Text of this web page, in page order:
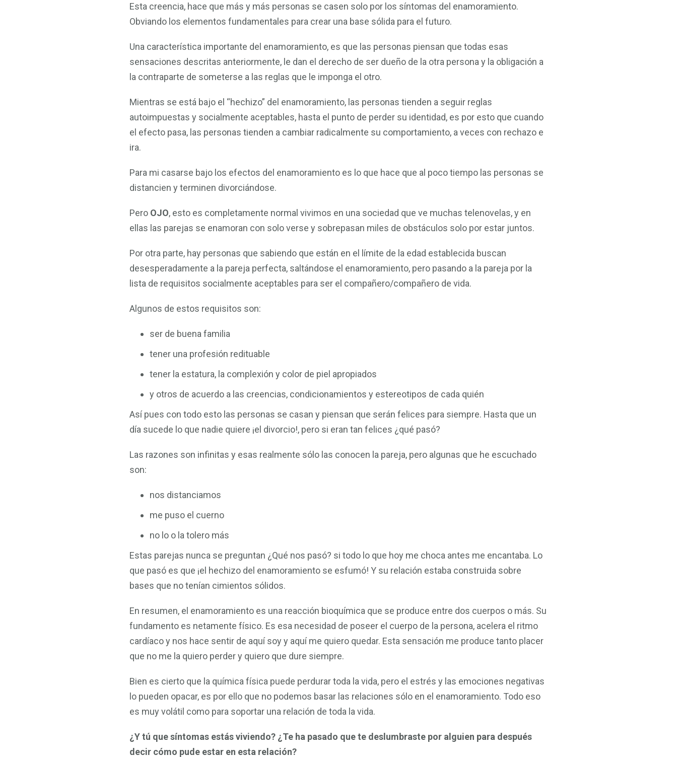
Esta creencia, hace que más y más personas se casen solo por los síntomas del enamoramiento.
Obviando los elementos fundamentales para crear una base sólida para el futuro.
Una característica importante del enamoramiento, es que las personas piensan que todas esas
sensaciones descritas anteriormente, le dan el derecho de ser dueño de la otra persona y la obligación a
la contraparte de someterse a las reglas que le imponga el otro.
Mientras se está bajo el “hechizo” del enamoramiento, las personas tienden a seguir reglas
autoimpuestas y socialmente aceptables, hasta el punto de perder su identidad, es por esto que cuando
el efecto pasa, las personas tienden a cambiar radicalmente su comportamiento, a veces con rechazo e
ira.
Para mi casarse bajo los efectos del enamoramiento es lo que hace que al poco tiempo las personas se
distancien y terminen divorciándose.
Pero OJO, esto es completamente normal vivimos en una sociedad que ve muchas telenovelas, y en
ellas las parejas se enamoran con solo verse y sobrepasan miles de obstáculos solo por estar juntos.
Por otra parte, hay personas que sabiendo que están en el límite de la edad establecida buscan
desesperadamente a la pareja perfecta, saltándose el enamoramiento, pero pasando a la pareja por la
lista de requisitos socialmente aceptables para ser el compañero/compañero de vida.
Algunos de estos requisitos son:
ser de buena familia
tener una profesión redituable
tener la estatura, la complexión y color de piel apropiados
y otros de acuerdo a las creencias, condicionamientos y estereotipos de cada quién
Así pues con todo esto las personas se casan y piensan que serán felices para siempre. Hasta que un
día sucede lo que nadie quiere ¡el divorcio!, pero si eran tan felices ¿qué pasó?
Las razones son infinitas y esas realmente sólo las conocen la pareja, pero algunas que he escuchado
son:
nos distanciamos
me puso el cuerno
no lo o la tolero más
Estas parejas nunca se preguntan ¿Qué nos pasó? si todo lo que hoy me choca antes me encantaba. Lo
que pasó es que ¡el hechizo del enamoramiento se esfumó! Y su relación estaba construida sobre
bases que no tenían cimientos sólidos.
En resumen, el enamoramiento es una reacción bioquímica que se produce entre dos cuerpos o más. Su
fundamento es netamente físico. Es esa necesidad de poseer el cuerpo de la persona, acelera el ritmo
cardíaco y nos hace sentir de aquí soy y aquí me quiero quedar. Esta sensación me produce tanto placer
que no me la quiero perder y quiero que dure siempre.
Bien es cierto que la química física puede perdurar toda la vida, pero el estrés y las emociones negativas
lo pueden opacar, es por ello que no podemos basar las relaciones sólo en el enamoramiento. Todo eso
es muy volátil como para soportar una relación de toda la vida.
¿Y tú que síntomas estás viviendo? ¿Te ha pasado que te deslumbraste por alguien para después
decir cómo pude estar en esta relación?